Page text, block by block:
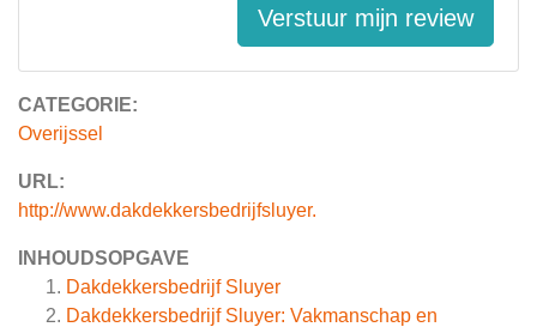
CATEGORIE:
Overijssel
URL:
http://www.dakdekkersbedrijfsluyer.
INHOUDSOPGAVE
Dakdekkersbedrijf Sluyer
Dakdekkersbedrijf Sluyer: Vakmanschap en
Verstuur mijn review